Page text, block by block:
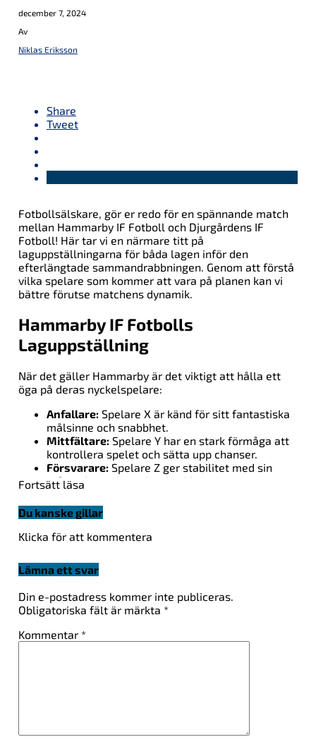
december 7, 2024
Av
Niklas Eriksson
Share
Tweet
Fotbollsälskare, gör er redo för en spännande match
mellan Hammarby IF Fotboll och Djurgårdens IF
Fotboll! Här tar vi en närmare titt på
laguppställningarna för båda lagen inför den
efterlängtade sammandrabbningen. Genom att förstå
vilka spelare som kommer att vara på planen kan vi
bättre förutse matchens dynamik.
Hammarby IF Fotbolls
Laguppställning
När det gäller Hammarby är det viktigt att hålla ett
öga på deras nyckelspelare:
Anfallare: Spelare X är känd för sitt fantastiska
målsinne och snabbhet.
Mittfältare: Spelare Y har en stark förmåga att
kontrollera spelet och sätta upp chanser.
Försvarare: Spelare Z ger stabilitet med sin
erfarenhet och styrka i backlinjen.
beslutsamhet är det svårt att komma förbi vår
målvakt.
Dessa spelare kommer att spela en avgörande roll i
Djurgårdens IF Fotbolls
Laguppställning
Djurgården har också sina stjärnor som kommer att
försvar.
Fortsätt läsa
Du kanske gillar
Klicka för att kommentera
Lämna ett svar
Din e-postadress kommer inte publiceras.
Obligatoriska fält är märkta *
Kommentar *